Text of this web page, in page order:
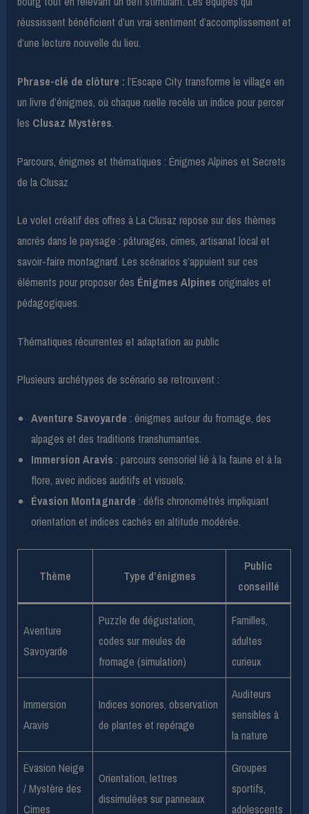
réussissent bénéficient d’un vrai sentiment d’accomplissement et
d’une lecture nouvelle du lieu.
Phrase-clé de clôture : l’Escape City transforme le village en
un livre d’énigmes, où chaque ruelle recèle un indice pour percer
les Clusaz Mystères.
Parcours, énigmes et thématiques : Énigmes Alpines et Secrets
de la Clusaz
Le volet créatif des offres à La Clusaz repose sur des thèmes
ancrés dans le paysage : pâturages, cimes, artisanat local et
savoir-faire montagnard. Les scénarios s’appuient sur ces
éléments pour proposer des Énigmes Alpines originales et
pédagogiques.
Thématiques récurrentes et adaptation au public
Plusieurs archétypes de scénario se retrouvent :
Aventure Savoyarde : énigmes autour du fromage, des
alpages et des traditions transhumantes.
Immersion Aravis : parcours sensoriel lié à la faune et à la
flore, avec indices auditifs et visuels.
Évasion Montagnarde : défis chronométrés impliquant
orientation et indices cachés en altitude modérée.
Thème Type d’énigmes
Public
conseillé
Aventure
Savoyarde
Puzzle de dégustation,
codes sur meules de
fromage (simulation)
Familles,
adultes
curieux
Immersion
Aravis
Indices sonores, observation
de plantes et repérage
Auditeurs
sensibles à
la nature
Évasion Neige
/ Mystère des
Cimes
Orientation, lettres
dissimulées sur panneaux
Groupes
sportifs,
adolescents